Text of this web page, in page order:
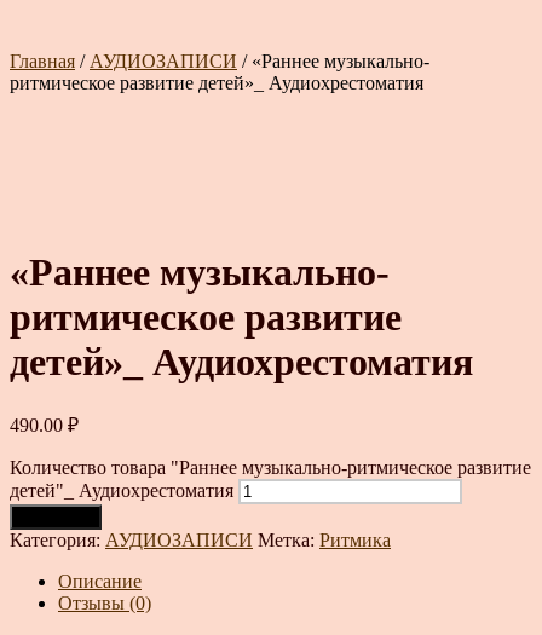
Главная / АУДИОЗАПИСИ / «Раннее музыкально-
ритмическое развитие детей»_ Аудиохрестоматия
«Раннее музыкально-
ритмическое развитие
детей»_ Аудиохрестоматия
490.00 ₽
Количество товара "Раннее музыкально-ритмическое развитие
детей"_ Аудиохрестоматия
Категория: АУДИОЗАПИСИ Метка: Ритмика
Описание
Отзывы (0)